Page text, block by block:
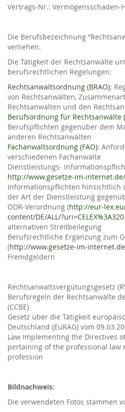
Vertrags-Nr.: Vermögensschaden-
Die Berufsbezeichnung
verliehen.
Die Tätigkeit der Rechtsanwälte
berufsrechtlichen Regelungen:
Rechtsanwaltsordnung (BRAO):
von Rechtsanwälten,
Rechtsanwälten und den
Berufsordnung für Rechtsanwälte
Berufspflichten gegenüber dem
anderen Rechtsanwälten
Fachanwaltsordnung (FAO):
verschiedenen Fachanwälte
Dienstleistungs-
http://www.gesetze-im-
Informationspflichten hinsichtlich
der Art der Dienstleistung
ODR-Verordnung (http://eur-
content/DE/ALL/
alternativen Streitbeilegung
Berufsrechtliche Ergänzung zum
(http://www.gesetze-im-
Fremdgeldern
Rechtsanwaltsvergütungsgesetz
Berufsregeln der Rechtsanwälte
(CCBE)
Gesetz über die Tätigkeit
Deutschland (EuRAG) vom
Law Implementing the Directives
pertaining of the professional law
profession
Bildnachweis:
Die verwendeten Fotos stammen